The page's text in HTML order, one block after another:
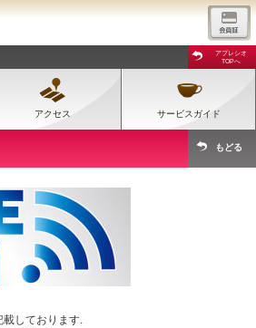
アプレシオ
TOPへ
アクセス サービスガイド
もどる
しております.